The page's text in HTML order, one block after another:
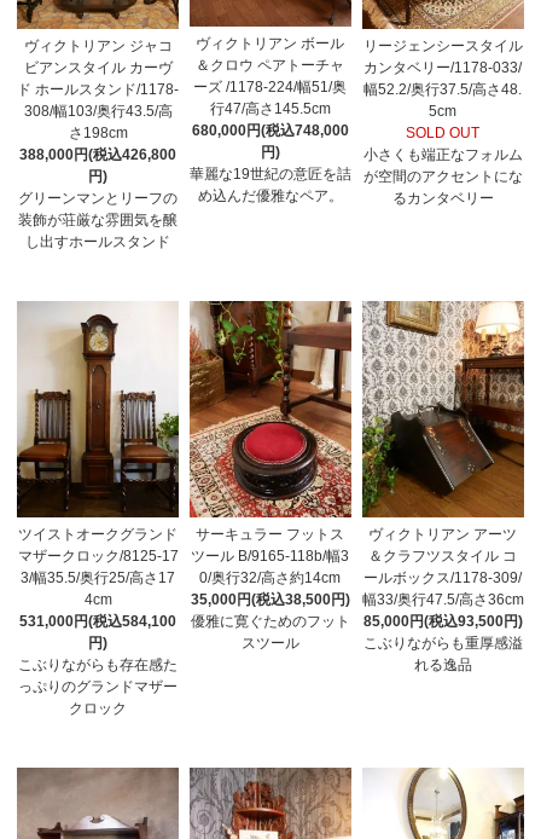
ヴィクトリアン ジャコ
ビアンスタイル カーヴ
ド ホールスタンド/1178-
308/幅103/奥行43.5/高
さ198cm
388,000円(税込426,800
円)
グリーンマンとリーフの
装飾が荘厳な雰囲気を醸
し出すホールスタンド
ヴィクトリアン ボール
＆クロウ ペアトーチャ
ーズ /1178-224/幅51/奥
行47/高さ145.5cm
680,000円(税込748,000
円)
華麗な19世紀の意匠を詰
め込んだ優雅なペア。
リージェンシースタイル
カンタベリー/1178-033/
幅52.2/奥行37.5/高さ48.
5cm
SOLD OUT
小さくも端正なフォルム
が空間のアクセントにな
るカンタベリー
ツイストオークグランド
マザークロック/8125-17
3/幅35.5/奥行25/高さ17
4cm
531,000円(税込584,100
円)
こぶりながらも存在感た
っぷりのグランドマザー
クロック
サーキュラー フットス
ツール B/9165-118b/幅3
0/奥行32/高さ約14cm
35,000円(税込38,500円)
優雅に寛ぐためのフット
スツール
ヴィクトリアン アーツ
＆クラフツスタイル コ
ールボックス/1178-309/
幅33/奥行47.5/高さ36cm
85,000円(税込93,500円)
こぶりながらも重厚感溢
れる逸品